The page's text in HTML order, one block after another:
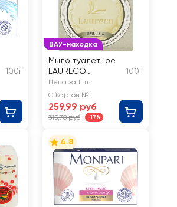
100г
ВАУ-находка
Мыло туалетное
LAURECO
Премиум с
Omega 6 и козьим
молоком
100г
Цена за 1 шт
С Картой №1
259,99 руб
315,78 руб -17%
4.8